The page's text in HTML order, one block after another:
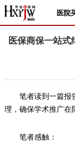
医院
医保商保一站
笔者读到一篇报告
理，确保学术推广在
笔者感触：